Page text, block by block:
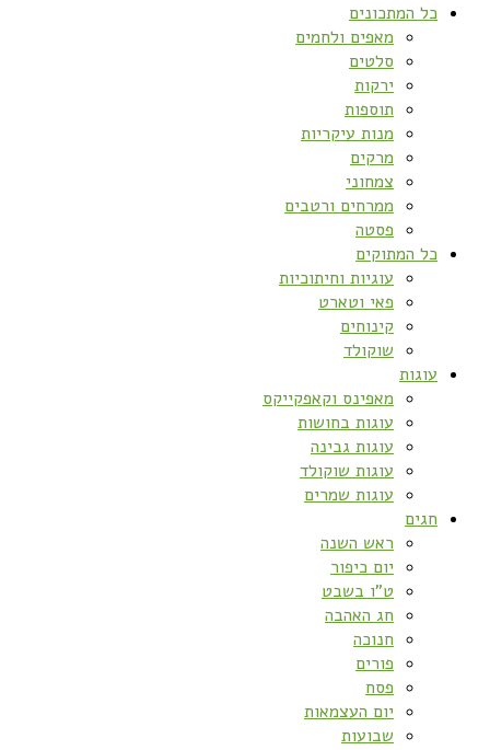
כל המתכונים
מאפים ולחמים
סלטים
ירקות
תוספות
מנות עיקריות
מרקים
צמחוני
ממרחים ורטבים
פסטה
כל המתוקים
עוגיות וחיתוכיות
פאי וטארט
קינוחים
שוקולד
עוגות
מאפינס וקאפקייקס
עוגות בחושות
עוגות גבינה
עוגות שוקולד
עוגות שמרים
חגים
ראש השנה
יום כיפור
ט”ו בשבט
חג האהבה
חנוכה
פורים
פסח
יום העצמאות
שבועות